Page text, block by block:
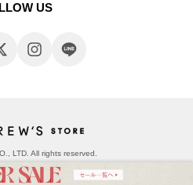
US
LTD. All rights reserved.